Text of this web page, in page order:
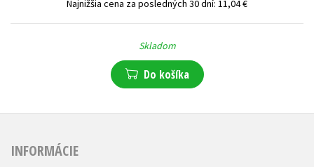
Najnižšia cena za posledných 30 dní: 11,04 €
Skladom
Do košíka
INFORMÁCIE